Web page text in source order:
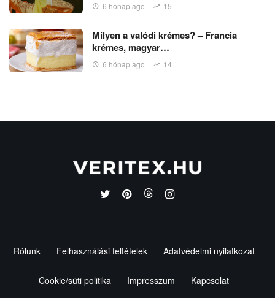
6 hónap ago 15
Milyen a valódi krémes? – Francia
krémes, magyar…
6 hónap ago 14
Rólunk Felhasználási feltételek Adatvédelmi nyilatkozat
Cookie/süti politika Impresszum Kapcsolat